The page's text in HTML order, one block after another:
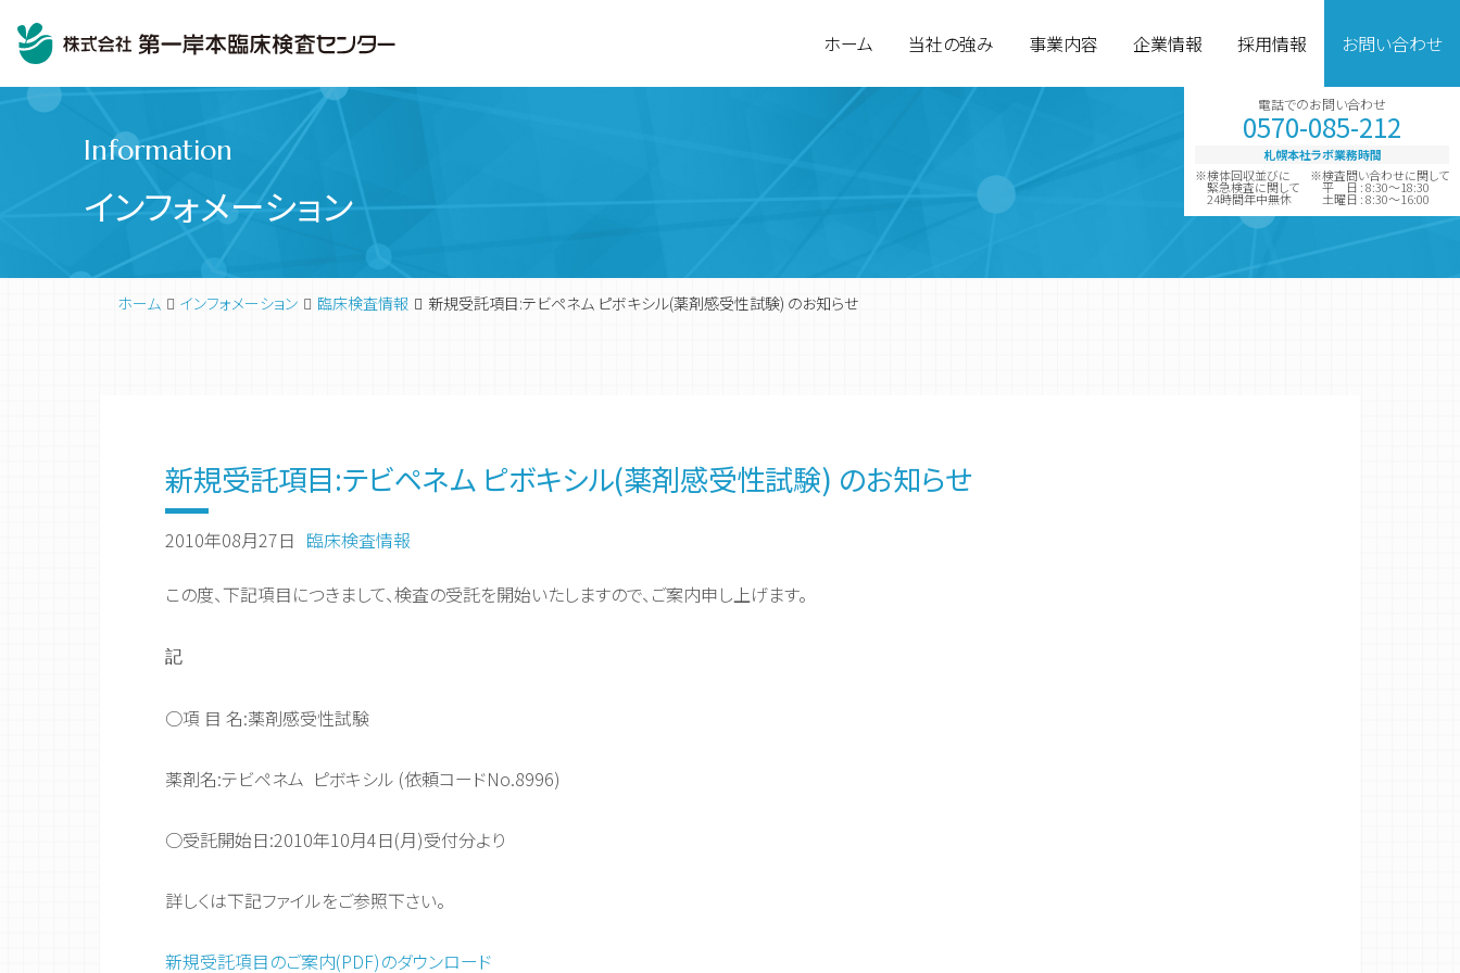
電話でのお問い合わせ
0570-085-212
札幌本社ラボ業務時間
※検体回収並びに
緊急検査に関して
24時間年中無休
※検査問い合わせに関して
平 日 : 8:30～18:30
土曜日 : 8:30～16:00
ホーム 当社の強み 事業内容
臨床検査 環境計量分析 食品検査
企業情報
代表挨拶 会社概要 営業拠点
採用情報 お問い合わせ
Information
インフォメーション
ホーム インフォメーション 臨床検査情報 新規受託項目:テビペネム ピボキシル(薬剤感受性試験) のお知らせ
新規受託項目:テビペネム ピボキシル(薬剤感受性試験) のお知らせ
2010年08月27日 臨床検査情報
この度、下記項目につきまして、検査の受託を開始いたしますので、ご案内申し上げます。
記
○項 目 名:薬剤感受性試験
薬剤名:テビペネム ピボキシル (依頼コードNo.8996)
○受託開始日:2010年10月4日(月)受付分より
詳しくは下記ファイルをご参照下さい。
新規受託項目のご案内(PDF)のダウンロード